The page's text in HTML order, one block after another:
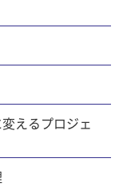
えるプロジェ